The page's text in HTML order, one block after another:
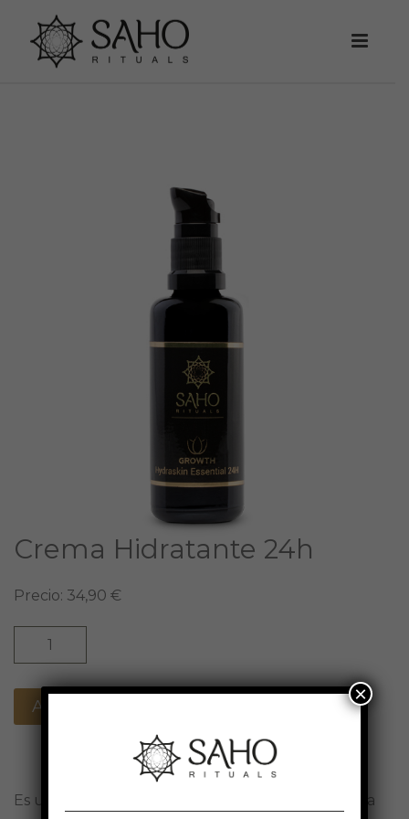
Crema Hidratante 24h
Precio: 34,90 €
Es una excelente restauradora de los lípidos de la
×